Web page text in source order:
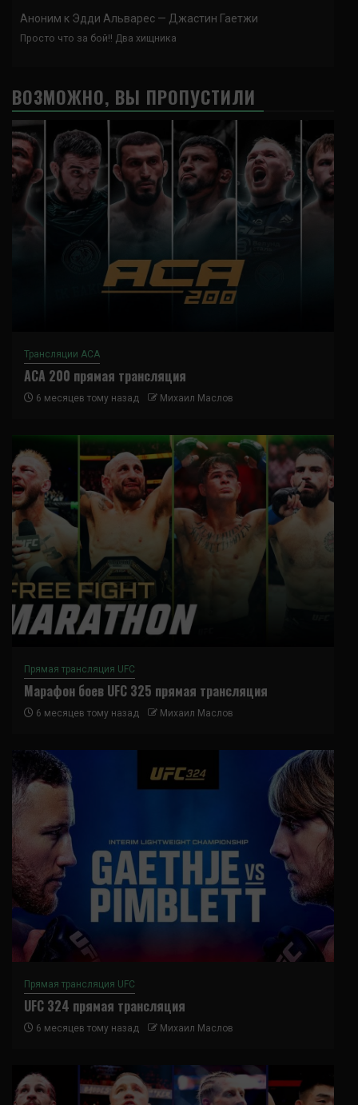
Аноним к Эдди Альварес — Джастин Гаетжи
Просто что за бой!! Два хищника
ВОЗМОЖНО, ВЫ ПРОПУСТИЛИ
Трансляции ACA
ACA 200 прямая трансляция
6 месяцев тому назад Михаил Маслов
Прямая трансляция UFC
Марафон боев UFC 325 прямая трансляция
6 месяцев тому назад Михаил Маслов
Прямая трансляция UFC
UFC 324 прямая трансляция
6 месяцев тому назад Михаил Маслов